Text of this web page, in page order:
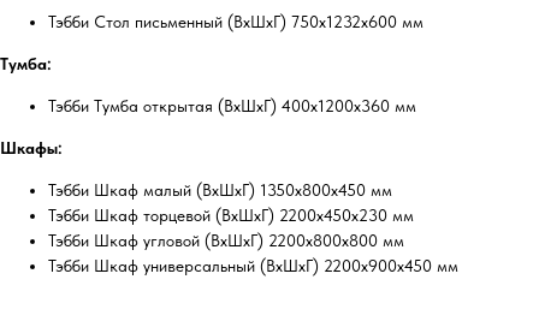
Тэбби Стол письменный (ВхШхГ) 750х1232х600 мм
Тумба:
Тэбби Тумба открытая (ВхШхГ) 400х1200х360 мм
Шкафы:
Тэбби Шкаф малый (ВхШхГ) 1350х800х450 мм
Тэбби Шкаф торцевой (ВхШхГ) 2200х450х230 мм
Тэбби Шкаф угловой (ВхШхГ) 2200х800х800 мм
Тэбби Шкаф универсальный (ВхШхГ) 2200х900х450 мм